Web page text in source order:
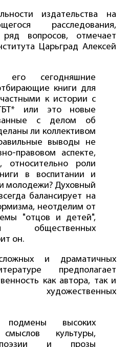
издательства на
расследования,
ряд вопросов, отмечает
Царьград Алексей
его сегодняшние
книги для
к истории с
или это новые
с делом об
ли коллективом
выводы не
правовом аспекте,
роли
в воспитании и
молодежи? Духовный
балансирует на
неотделим от
"отцов и детей",
общественных
он.
и драматичных
предполагает
как автора, так и
художественных
подмены высоких
смыслов культуры,
поэзии и прозы